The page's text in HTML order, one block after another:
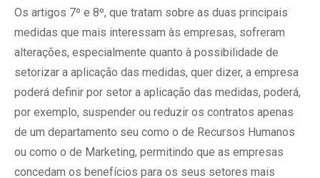
Os artigos 7º e 8º, que tratam sobre as duas principais
medidas que mais interessam às empresas, sofreram
alterações, especialmente quanto à possibilidade de
setorizar a aplicação das medidas, quer dizer, a empresa
poderá definir por setor a aplicação das medidas, poderá,
por exemplo, suspender ou reduzir os contratos apenas
de um departamento seu como o de Recursos Humanos
ou como o de Marketing, permitindo que as empresas
concedam os benefícios para os seus setores mais